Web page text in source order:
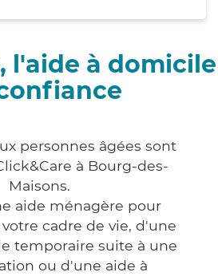
l'aide à domicile
personnes âgées sont
à Bourg-des-
Maisons.
aide ménagère pour
cadre de vie, d'une
temporaire suite à une
ou d'une aide à